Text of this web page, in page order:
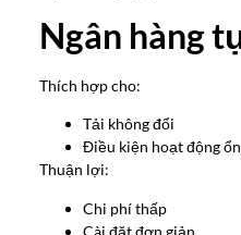
Ngân hàng
Thích hợp cho:
Tải không đổi
Điều kiện hoạt động
Thuận lợi:
Chi phí thấp
Cài đặt đơn giản